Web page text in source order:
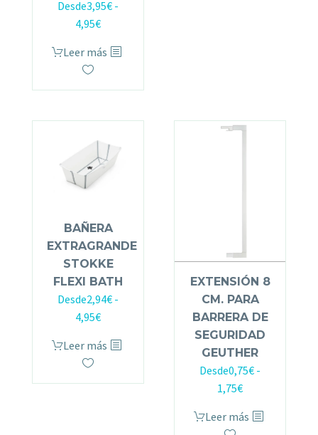
Desde3,95€ -
4,95€
Leer más
BAÑERA
EXTRAGRANDE
STOKKE
FLEXI BATH
Desde2,94€ -
4,95€
Leer más
EXTENSIÓN 8
CM. PARA
BARRERA DE
SEGURIDAD
GEUTHER
Desde0,75€ -
1,75€
Leer más